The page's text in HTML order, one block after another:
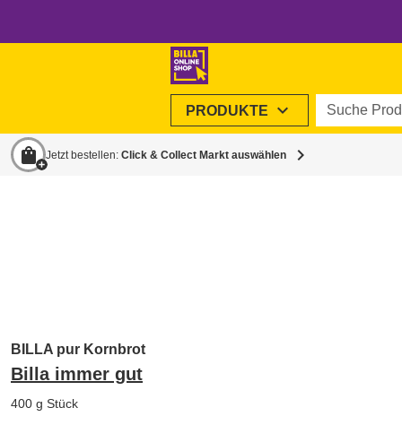
PRODUKTE expand_more Suche
shopping_bag Jetzt bestellen: Click & Collect Markt auswählen chevron_right
BILLA pur Kornbrot
Billa immer gut
400 g Stück